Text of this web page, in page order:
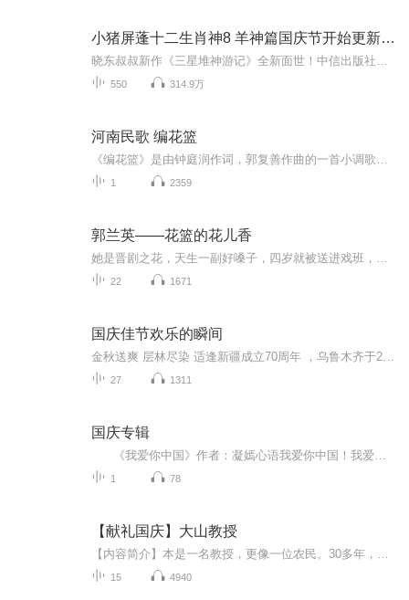
小猪屏蓬十二生肖神8 羊神篇国庆节开始更新啦！
550 314.9万
河南民歌 编花篮
1 2359
郭兰英——花篮的花儿香
22 1671
国庆佳节欢乐的瞬间
27 1311
国庆专辑
1 78
【献礼国庆】大山教授
15 4940